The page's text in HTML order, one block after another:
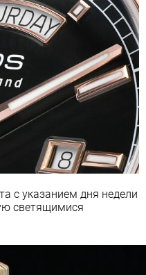
с указанием дня недели
светящимися